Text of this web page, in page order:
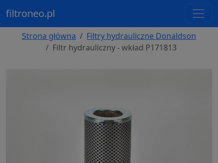
filtroneo.pl
Strona główna
Filtry hydrauliczne Donaldson
Filtr hydrauliczny - wkład P171813